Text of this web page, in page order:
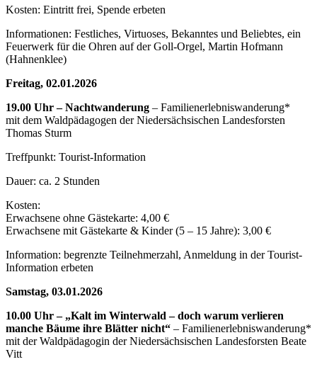
Kosten: Eintritt frei, Spende erbeten
Informationen: Festliches, Virtuoses, Bekanntes und Beliebtes, ein
Feuerwerk für die Ohren auf der Goll-Orgel, Martin Hofmann
(Hahnenklee)
Freitag, 02.01.2026
19.00 Uhr – Nachtwanderung – Familienerlebniswanderung*
mit dem Waldpädagogen der Niedersächsischen Landesforsten
Thomas Sturm
Treffpunkt: Tourist-Information
Dauer: ca. 2 Stunden
Kosten:
Erwachsene ohne Gästekarte: 4,00 €
Erwachsene mit Gästekarte & Kinder (5 – 15 Jahre): 3,00 €
Information: begrenzte Teilnehmerzahl, Anmeldung in der Tourist-
Information erbeten
Samstag, 03.01.2026
10.00 Uhr – „Kalt im Winterwald – doch warum verlieren
manche Bäume ihre Blätter nicht“ – Familienerlebniswanderung*
mit der Waldpädagogin der Niedersächsischen Landesforsten Beate
Vitt